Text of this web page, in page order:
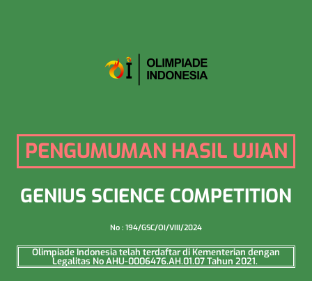
PENGUMUMAN HASIL UJIAN
GENIUS SCIENCE COMPETITION
No : 194/GSC/OI/VIII/2024
Olimpiade Indonesia telah terdaftar di Kementerian dengan
Legalitas No AHU-0006476.AH.01.07 Tahun 2021.